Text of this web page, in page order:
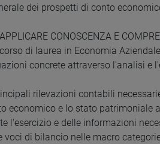
dei prospetti di conto
CONOSCENZA E
di laurea in Economia
concrete attraverso l'analisi e
rilevazioni contabili
economico e lo stato patrimoniale
l'esercizio e delle informazioni
voci di bilancio nelle macro